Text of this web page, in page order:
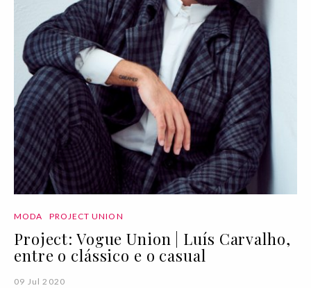
MODA PROJECT UNION
Project: Vogue Union | Luís Carvalho,
entre o clássico e o casual
09 Jul 2020